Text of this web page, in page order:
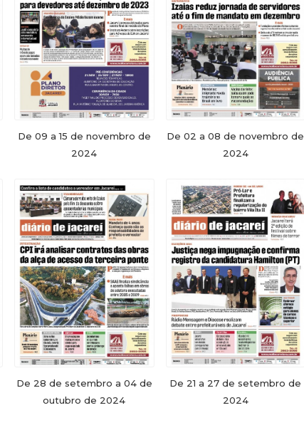
De 09 a 15 de novembro de
2024
De 02 a 08 de novembro de
2024
De 28 de setembro a 04 de
outubro de 2024
De 21 a 27 de setembro de
2024